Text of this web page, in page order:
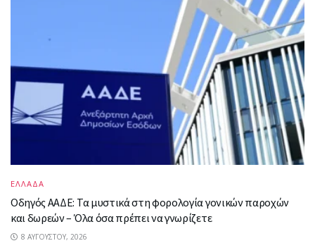
ΕΛΛΑΔΑ
Οδηγός ΑΑΔΕ: Τα μυστικά στη φορολογία γονικών παροχών
και δωρεών – Όλα όσα πρέπει να γνωρίζετε
8 ΑΥΓΟΎΣΤΟΥ, 2026